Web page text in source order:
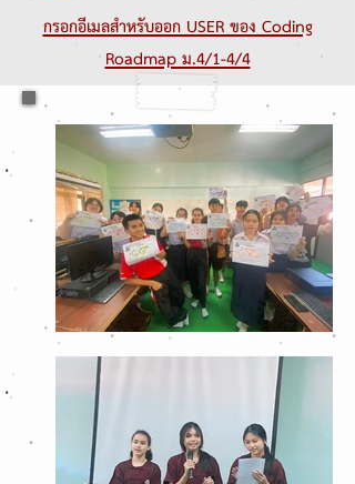
กรอกอีเมลสำหรับออก USER ของ Coding
Roadmap ม.4/1-4/4